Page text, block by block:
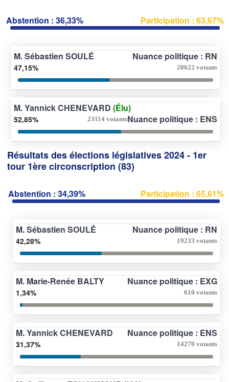
Abstention : 36,33% Participation : 63,67%
M. Sébastien SOULÉ Nuance politique : RN
47,15% 20622 votants
M. Yannick CHENEVARD (Élu)
Nuance politique : ENS
52,85% 23114 votants
Résultats des élections législatives 2024 - 1er
tour 1ère circonscription (83)
Abstention : 34,39% Participation : 65,61%
M. Sébastien SOULÉ Nuance politique : RN
42,28% 19233 votants
M. Marie-Renée BALTY Nuance politique : EXG
1,34% 610 votants
M. Yannick CHENEVARD Nuance politique : ENS
31,37% 14270 votants